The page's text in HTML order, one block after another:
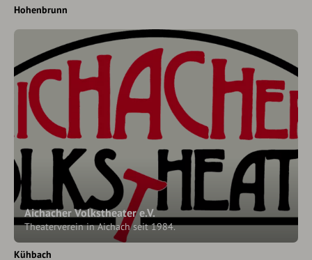
Hohenbrunn
Aichacher Volkstheater e.V.
Theaterverein in Aichach seit 1984.
Kühbach